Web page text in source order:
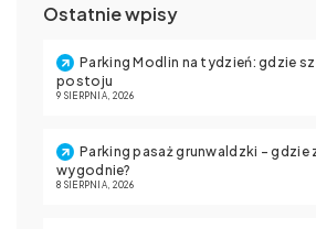
Ostatnie wpisy
Parking Modlin na tydzień: gdzie
postoju
9 SIERPNIA, 2026
Parking pasaż grunwaldzki – gdzie
wygodnie?
8 SIERPNIA, 2026